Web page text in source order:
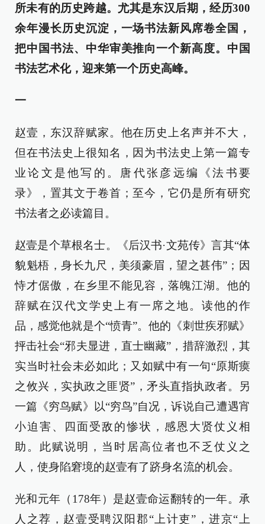
所未有的历史跨越。尤其是东汉后期，经历300
余年漫长历史沉淀，一场书法新风席卷全国，
把中国书法、中华审美推向一个新高度。中国
书法艺术化，迎来第一个历史高峰。
一
赵壹，东汉辞赋家。他在历史上名声并不大，
但在书法史上很知名，因为书法史上第一篇专
业论文是他写的。唐代张彦远编《法书要
录》，置其文于卷首；至今，它仍是所有研究
书法者之必读篇目。
赵壹是个草根名士。《后汉书·文苑传》言其“体
貌魁梧，身长九尺，美须豪眉，望之甚伟”；因
恃才倨傲，在乡里不能见容，落魄江湖。他的
辞赋在汉代文学史上有一席之地。读他的作
品，感觉他就是个“愤青”。他的《刺世疾邪赋》
抨击社会“邪夫显进，直士幽藏”，措辞激烈，其
实当时社会未必如此；又如赋中有一句“原斯瘼
之攸兴，实执政之匪贤”，矛头直指执政者。另
一篇《穷鸟赋》以“穷鸟”自况，诉说自己遭遇宵
小迫害、四面受敌的惨状，感恩大贤仗义相
助。此赋说明，当时居高位者也不乏仗义之
人，使身陷窘境的赵壹有了跻身名流的机会。
光和元年（178年）是赵壹命运翻转的一年。承
人之荐，赵壹受聘汉阳郡“上计吏”，进京“上